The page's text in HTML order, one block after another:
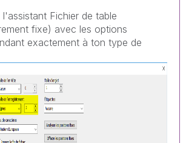
l'assistant Fichier de table
fixe) avec les options
exactement à ton type de